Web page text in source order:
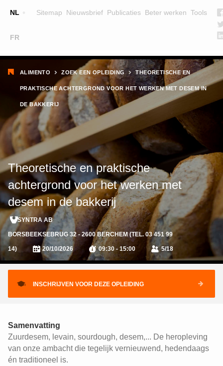
NL
FR
Sitemap Nieuwsbrief Publicaties Beter werken Tools
Main
navigation
WIE ZIJN WE
TEAM
CONTACT
ZOEK EEN OPLEIDING
Kruimelpad
ALIMENTO ZOEK EEN OPLEIDING THEORETISCHE EN
PRAKTISCHE ACHTERGROND VOOR HET WERKEN MET DESEM IN
DE BAKKERIJ
Theoretische en praktische
achtergrond voor het werken met
desem in de bakkerij
SYNTRA AB
BORSBEEKSEBRUG 32 - 2600 BERCHEM (TEL. 03 451 99
14) 20/10/2026 09:30 - 15:00 5/18
INSCHRIJVEN VOOR DEZE OPLEIDING
Samenvatting
Zuurdesem, levain, sourdough, desem,... De heropleving
van onze ambacht die tegelijk vernieuwend, hedendaags
én traditioneel is.